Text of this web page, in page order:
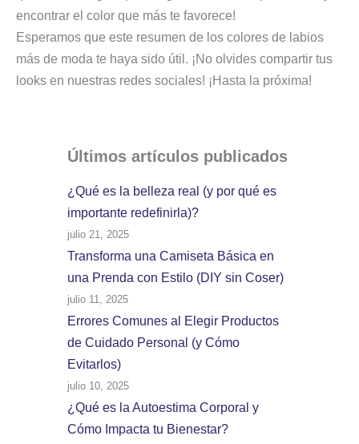
encontrar el color que más te favorece!
Esperamos que este resumen de los colores de labios
más de moda te haya sido útil. ¡No olvides compartir tus
looks en nuestras redes sociales! ¡Hasta la próxima!
Últimos artículos publicados
¿Qué es la belleza real (y por qué es
importante redefinirla)?
julio 21, 2025
Transforma una Camiseta Básica en
una Prenda con Estilo (DIY sin Coser)
julio 11, 2025
Errores Comunes al Elegir Productos
de Cuidado Personal (y Cómo
Evitarlos)
julio 10, 2025
¿Qué es la Autoestima Corporal y
Cómo Impacta tu Bienestar?